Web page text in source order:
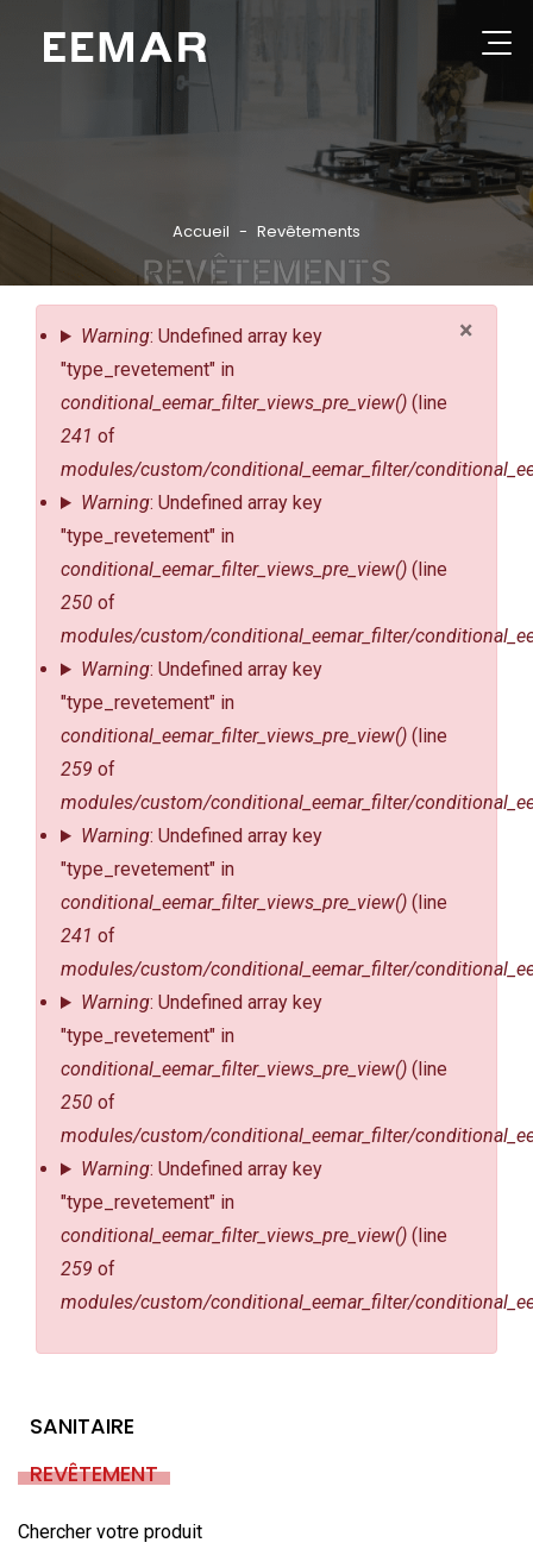
NOS PRODUITS
CATALOGUES
RÉFÉRENCES
PARTENAIRES
ACTUALITÉS
CONSEILS PRATIQUES
CONTACT
NOS SHOWROOMS
NOUS REJOINDRE
POLITIQUE QUALITÉ
Accueil Revêtements
REVÊTEMENTS
Message
d'erreur
Warning: Undefined array key
"type_revetement" in
conditional_eemar_filter_views_pre_view() (line
241 of
modules/custom/conditional_eemar_filter/
Warning: Undefined array key
"type_revetement" in
conditional_eemar_filter_views_pre_view() (line
250 of
modules/custom/conditional_eemar_filter/
Warning: Undefined array key
"type_revetement" in
conditional_eemar_filter_views_pre_view() (line
259 of
modules/custom/conditional_eemar_filter/
Warning: Undefined array key
"type_revetement" in
conditional_eemar_filter_views_pre_view() (line
241 of
modules/custom/conditional_eemar_filter/
Warning: Undefined array key
"type_revetement" in
conditional_eemar_filter_views_pre_view() (line
250 of
modules/custom/conditional_eemar_filter/
Warning: Undefined array key
"type_revetement" in
conditional_eemar_filter_views_pre_view() (line
259 of
modules/custom/conditional_eemar_filter/
×
SANITAIRE
REVÊTEMENT
Chercher votre produit